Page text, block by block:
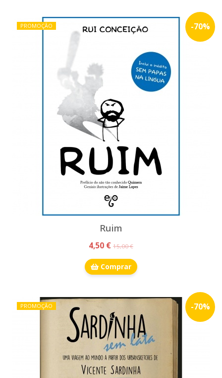
-70%
PROMOÇÃO
Ruim
4,50 € 15,00 €
Comprar
-70%
PROMOÇÃO